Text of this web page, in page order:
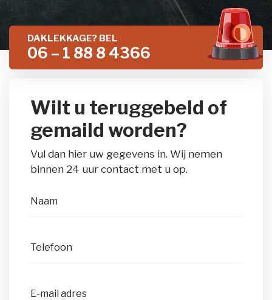
DAKLEKKAGE? BEL
06 – 1 88 8 4366
Wilt u teruggebeld of
gemaild worden?
Vul dan hier uw gegevens in. Wij nemen
binnen 24 uur contact met u op.
Naam
Telefoon
E-mail adres